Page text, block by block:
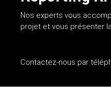
Nos experts vous
projet et vous présenter
Contactez-nous par